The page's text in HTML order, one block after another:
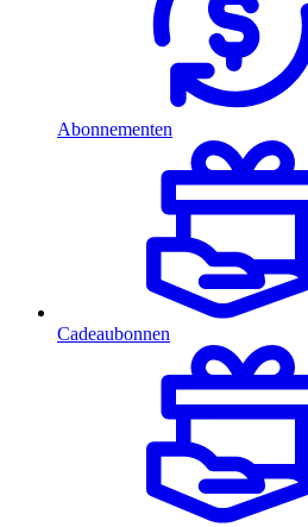
Abonnementen
Cadeaubonnen